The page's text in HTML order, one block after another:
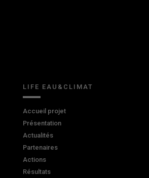
LIFE EAU&CLIMAT
Accueil projet
Présentation
Actualités
Partenaires
Actions
Résultats